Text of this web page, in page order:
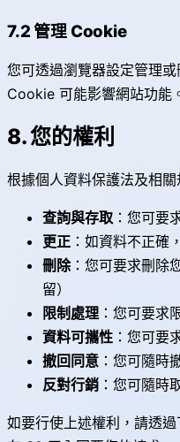
7.2 管理 Cookie
您可透過瀏覽器設定管理
Cookie 可能影響網站功能
8. 您的權利
根據個人資料保護法及相
查詢與存取 ：您可要
更正 ：如資料不正確
刪除：您可要求刪除
留）
限制處理 ：您可要求
資料可攜性 ：您可要
撤回同意 ：您可隨時
反對行銷 ：您可隨時
如要行使上述權利，請透